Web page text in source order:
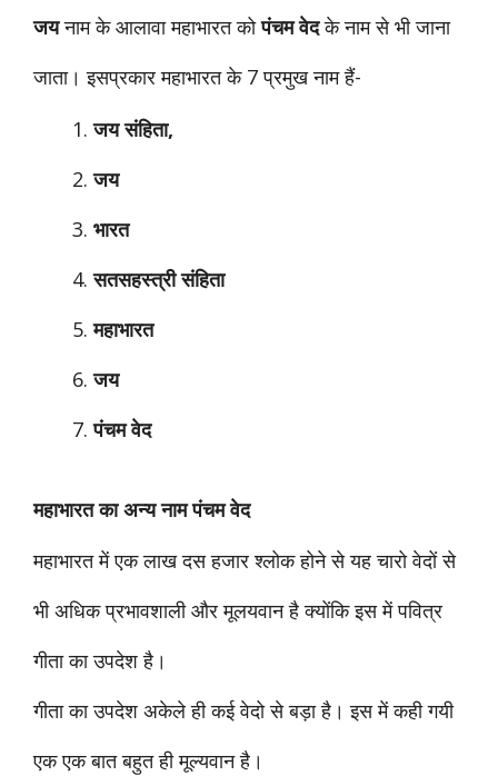
जयनाम के आलावा महाभारत कोपंचम वेदके नाम से भी जाना
जाता। इसप्रकार महाभारत के 7 प्रमुख नाम हैं-
जय संहिता,
जय
भारत
सतसहस्त्री संहिता
महाभारत
जय
पंचम वेद
महाभारत का अन्य नाम पंचम वेद
महाभारत में एक लाख दस हजार श्लोक होने से यह चारो वेदों से
भी अधिक प्रभावशाली और मूलयवान है क्योंकि इस में पवित्र
गीता का उपदेश है।
गीता का उपदेश अकेले ही कई वेदो से बड़ा है। इस में कही गयी
एक एक बात बहुत ही मूल्यवान है।